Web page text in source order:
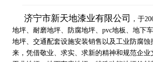
济宁市新天地漆业有限公司
，于
地坪、耐磨地坪、防腐地坪、pvc地板、地下
地坪、交通配套设施安装销售以及工业防腐蚀
来，凭借敬业、求实、求新的精神和规范企业